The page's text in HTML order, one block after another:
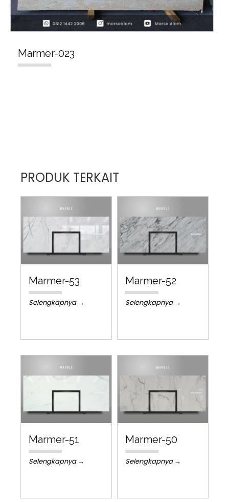
Marmer-023
PRODUK TERKAIT
Marmer-53
Selengkapnya →
Marmer-52
Selengkapnya →
Marmer-51
Selengkapnya →
Marmer-50
Selengkapnya →